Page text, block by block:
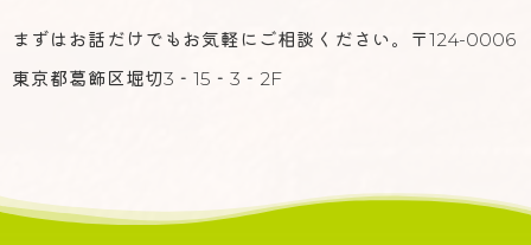
まずはお話だけでもお気軽にご相談ください。〒124-0006
東京都葛飾区堀切3‐15‐3‐2F